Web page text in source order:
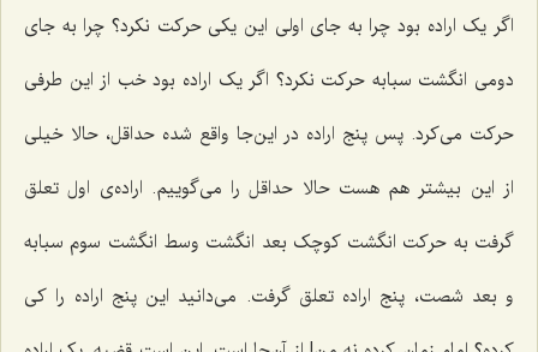
اگر یک اراده بود چرا به جای اولی این یکی حرکت نکرد؟ چرا به جای
دومی انگشت سبابه حرکت نکرد؟ اگر یک اراده بود خب از این طرفی
حرکت می‌کرد. پس پنج اراده در این‌جا واقع شده حداقل، حالا خیلی
از این بیشتر هم هست حالا حداقل را می‌گوییم. اراده‌ی اول تعلق
گرفت به حرکت انگشت کوچک بعد انگشت وسط انگشت‌ سوم سبابه
و بعد شصت، پنج اراده تعلق گرفت. می‌دانید این پنج اراده را کی